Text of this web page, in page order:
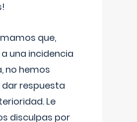
que,
una incidencia
no hemos
respuesta
Le
disculpas por